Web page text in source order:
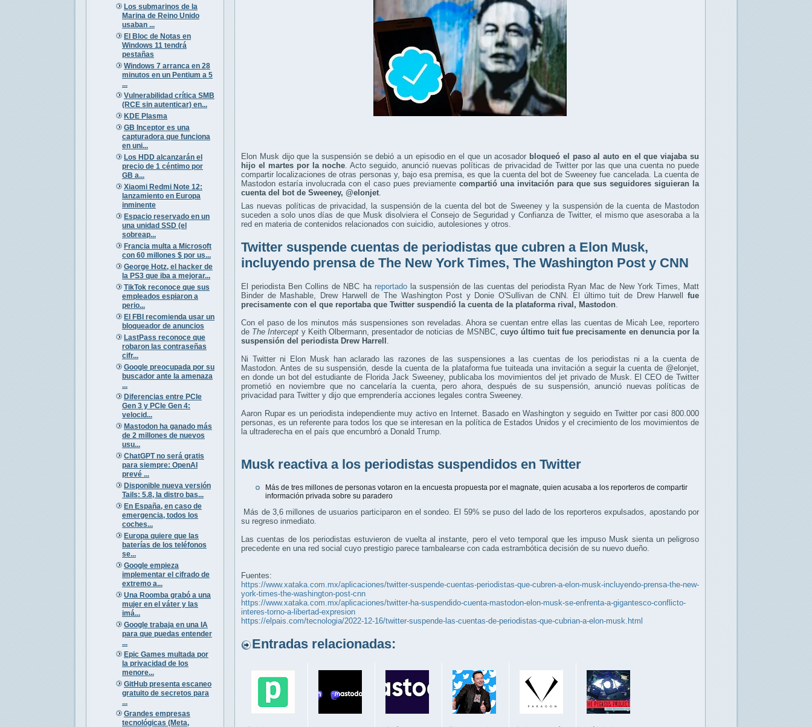
Los submarinos de la
Marina de Reino Unido
usaban ...
El Bloc de Notas en
Windows 11 tendrá
pestañas
Windows 7 arranca en 28
minutos en un Pentium a 5
...
Vulnerabilidad crítica SMB
(RCE sin autenticar) en...
KDE Plasma
GB Inceptor es una
capturadora que funciona
en uni...
Los HDD alcanzarán el
precio de 1 céntimo por
GB a...
Xiaomi Redmi Note 12:
lanzamiento en Europa
inminente
Espacio reservado en un
una unidad SSD (el
sobreap...
Francia multa a Microsoft
con 60 millones $ por us...
George Hotz, el hacker de
la PS3 que iba a mejorar...
TikTok reconoce que sus
empleados espiaron a
perio...
El FBI recomienda usar un
bloqueador de anuncios
LastPass reconoce que
robaron las contraseñas
cifr...
Google preocupada por su
buscador ante la amenaza
...
Diferencias entre PCIe
Gen 3 y PCIe Gen 4:
velocid...
Mastodon ha ganado más
de 2 millones de nuevos
usu...
ChatGPT no será gratis
para siempre: OpenAI
prevé ...
Disponible nueva versión
Tails: 5.8, la distro bas...
En España, en caso de
emergencia, todos los
coches...
Europa quiere que las
baterías de los teléfonos
se...
Google empieza
implementar el cifrado de
extremo a...
Una Roomba grabó a una
mujer en el váter y las
imá...
Google trabaja en una IA
para que puedas entender
...
Epic Games multada por
la privacidad de los
menore...
GitHub presenta escaneo
gratuito de secretos para
...
Grandes empresas
tecnológicas (Meta,
Elon Musk dijo que la suspensión se debió a un episodio en el que un acosador bloqueó el paso al auto en el que viajaba su
hijo el martes por la noche. Acto seguido, anunció nuevas políticas de privacidad de Twitter por las que una cuenta no puede
compartir localizaciones de otras personas y, bajo esa premisa, es que la cuenta del bot de Sweeney fue cancelada. La cuenta de
Mastodon estaría involucrada con el caso pues previamente compartió una invitación para que sus seguidores siguieran la
cuenta del bot de Sweeney, @elonjet.
Las nuevas políticas de privacidad, la suspensión de la cuenta del bot de Sweeney y la suspensión de la cuenta de Mastodon
suceden a solo unos días de que Musk disolviera el Consejo de Seguridad y Confianza de Twitter, el mismo que asesoraba a la
red en materia de contenidos relacionados con suicidio, autolesiones y otros.
Twitter suspende cuentas de periodistas que cubren a Elon Musk,
incluyendo prensa de The New York Times, The Washington Post y CNN
El periodista Ben Collins de NBC ha reportadola suspensión de las cuentas del periodista Ryan Mac de New York Times, Matt
Binder de Mashable, Drew Harwell de The Washington Post y Donie O'Sullivan de CNN. El último tuit de Drew Harwell fue
precisamente con el que reportaba que Twitter suspendió la cuenta de la plataforma rival, Mastodon.
Con el paso de los minutos más suspensiones son reveladas. Ahora se cuentan entre ellas las cuentas de Micah Lee, reportero
de The Intercept y Keith Olbermann, presentador de noticias de MSNBC, cuyo último tuit fue precisamente en denuncia por la
suspensión del periodista Drew Harrell .
Ni Twitter ni Elon Musk han aclarado las razones de las suspensiones a las cuentas de los periodistas ni a la cuenta de
Mastodon. Antes de su suspensión, desde la cuenta de la plataforma fue tuiteada una invitación a seguir la cuenta de @elonjet,
en donde un bot del estudiante de Florida Jack Sweeney, publicaba los movimientos del jet privado de Musk. El CEO de Twitter
prometió en noviembre que no cancelaría la cuenta, pero ahora, después de su suspensión, anunció nuevas políticas de
privacidad para Twitter y dijo que emprendería acciones legales contra Sweeney.
Aaron Rupar es un periodista independiente muy activo en Internet. Basado en Washington y seguido en Twitter por casi 800.000
personas, es un referente para todos los que se interesan en la política de Estados Unidos y el crecimiento de los movimientos de
la ultraderecha en el país que encumbró a Donald Trump.
Musk reactiva a los periodistas suspendidos en Twitter
Más de tres millones de personas votaron en la encuesta propuesta por el magnate, quien acusaba a los reporteros de compartir
información privada sobre su paradero
Más de 3,6 millones de usuarios participaron en el sondeo. El 59% se puso del lado de los reporteros expulsados, apostando por
su regreso inmediato.
Las cuentas de los periodistas estuvieron de vuelta al instante, pero el veto temporal que les impuso Musk sienta un peligroso
precedente en una red social cuyo prestigio parece tambalearse con cada estrambótica decisión de su nuevo dueño.
Fuentes:
https://www.xataka.com.mx/aplicaciones/twitter-suspende-cuentas-periodistas-que-cubren-a-elon-musk-incluyendo-prensa-the-new-
york-times-the-washington-post-cnn
https://www.xataka.com.mx/aplicaciones/twitter-ha-suspendido-cuenta-mastodon-elon-musk-se-enfrenta-a-gigantesco-conflicto-
interes-torno-a-libertad-expresion
https://elpais.com/tecnologia/2022-12-16/twitter-suspende-las-cuentas-de-periodistas-que-cubrian-a-elon-musk.html
Entradas relacionadas: